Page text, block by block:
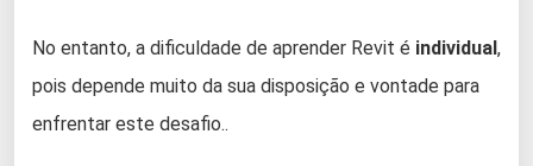
No entanto, a dificuldade de aprender Revit é individual,
pois depende muito da sua disposição e vontade para
enfrentar este desafio..